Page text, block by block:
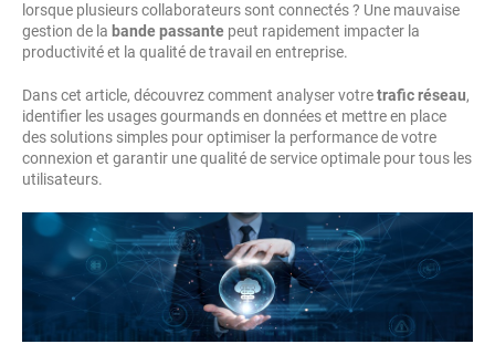
lorsque plusieurs collaborateurs sont connectés ? Une mauvaise
gestion de la bande passante peut rapidement impacter la
productivité et la qualité de travail en entreprise.
Dans cet article, découvrez comment analyser votretrafic réseau,
identifier les usages gourmands en données et mettre en place
des solutions simples pour optimiser la performance de votre
connexion et garantir une qualité de service optimale pour tous les
utilisateurs.